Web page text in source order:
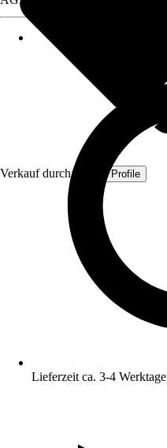
Verkauf durch: Quest Profile
Lieferzeit ca. 3-4 Werktage